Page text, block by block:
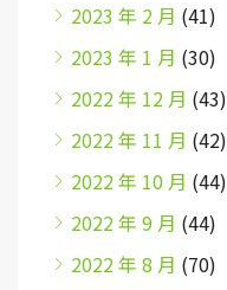
2023 年 2 月 (41)
2023 年 1 月 (30)
2022 年 12 月 (43)
2022 年 11 月 (42)
2022 年 10 月 (44)
2022 年 9 月 (44)
2022 年 8 月 (70)